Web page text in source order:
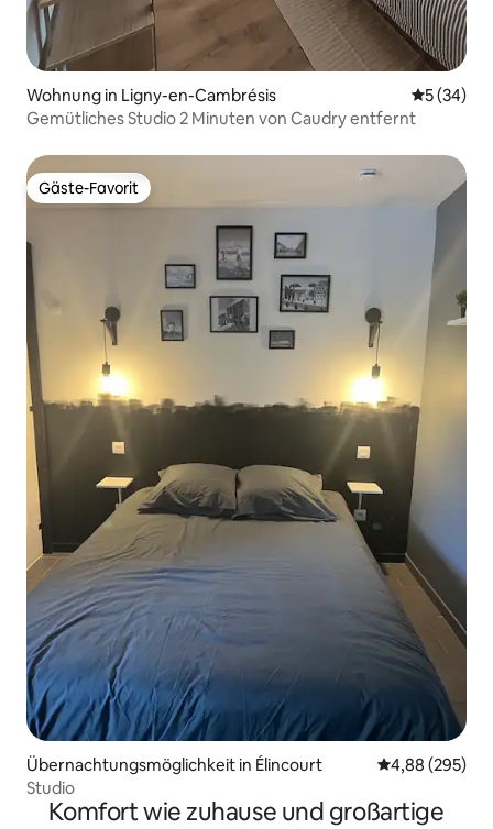
Wohnung in Ligny-en-Cambrésis
5 (34)
Gemütliches Studio 2 Minuten von Caudry entfernt
Gäste-Favorit
Gäste-Favorit
Übernachtungsmöglichkeit in Élincourt
4,88 (295)
Studio
Komfort wie zuhause und großartige